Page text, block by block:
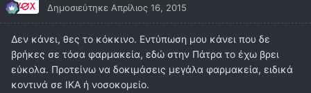
Δημοσιεύτηκε Απρίλιος 16, 2015
Δεν κάνει, θες το κόκκινο. Εντύπωση μου κάνει που δε
βρήκες σε τόσα φαρμακεία, εδώ στην Πάτρα το έχω βρει
εύκολα. Προτείνω να δοκιμάσεις μεγάλα φαρμακεία, ειδικά
κοντινά σε ΙΚΑ ή νοσοκομείο.